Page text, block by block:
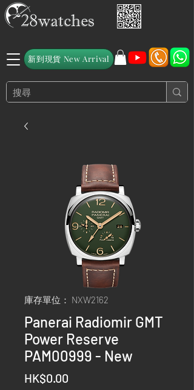
新到現貨 New Arrival
庫存單位： NXW2162
Panerai Radiomir GMT
Power Reserve
PAM00999 - New
HK$0.00